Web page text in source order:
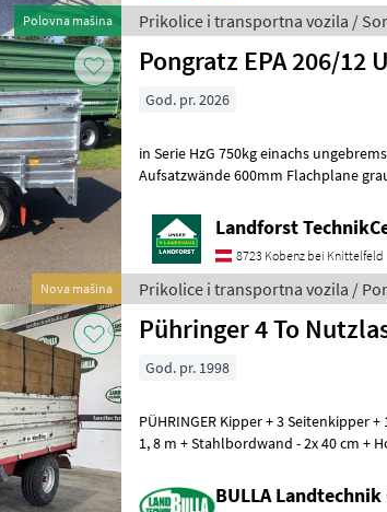
Polovna mašina Prikolice i transportna vozila /
Nova mašina
Pongratz EPA 206/12
God. pr. 2026
in Serie HzG 750kg einachs
Aufsatzwände 600mm Flachplane grau Um Ihnen
Landforst
8723 Kobenz bei Knittelfeld
Prikolice i transportna vozila /
Pühringer 4 To
God. pr. 1998
PÜHRINGER Kipper + 3 Seitenkipper
1, 8 m + Stahlbordwand - 2x 40 cm +
BULLA Landtechnik